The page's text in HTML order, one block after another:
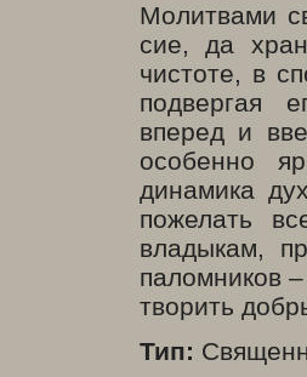
Молитвами
сие, да
чистоте, в
подвергая
вперед и
особенно
динамика
пожелать
владыкам,
паломников
творить
Тип: